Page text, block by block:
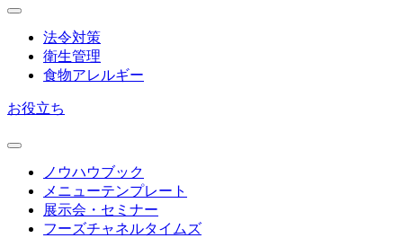
法令対策
衛生管理
食物アレルギー
お役立ち
ノウハウブック
メニューテンプレート
展示会・セミナー
フーズチャネルタイムズ